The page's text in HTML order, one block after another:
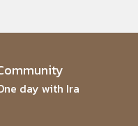
day with Ira